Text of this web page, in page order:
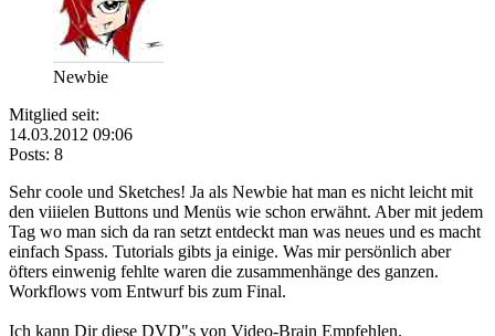
Newbie
Mitglied seit:
14.03.2012 09:06
Posts: 8
Sehr coole und Sketches! Ja als Newbie hat man es nicht leicht mit
den viiielen Buttons und Menüs wie schon erwähnt. Aber mit jedem
Tag wo man sich da ran setzt entdeckt man was neues und es macht
einfach Spass. Tutorials gibts ja einige. Was mir persönlich aber
öfters einwenig fehlte waren die zusammenhänge des ganzen.
Workflows vom Entwurf bis zum Final.
Ich kann Dir diese DVD"s von Video-Brain Empfehlen.